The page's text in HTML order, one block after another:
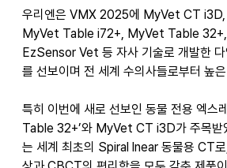
우리엔은 VMX 2025에 MyVet CT
MyVet Table i72+, MyVet Table 32+,
EzSensor Vet 등 자사 기술로 개발한 다
를 선보이며 전 세계 수의사들로부터 높
특히 이번에 새로 선보인 동물 전용 엑스
Table 32+’와 MyVet CT i3D가 주목
는 세계 최초의 Spiral lnear 동물용 CT